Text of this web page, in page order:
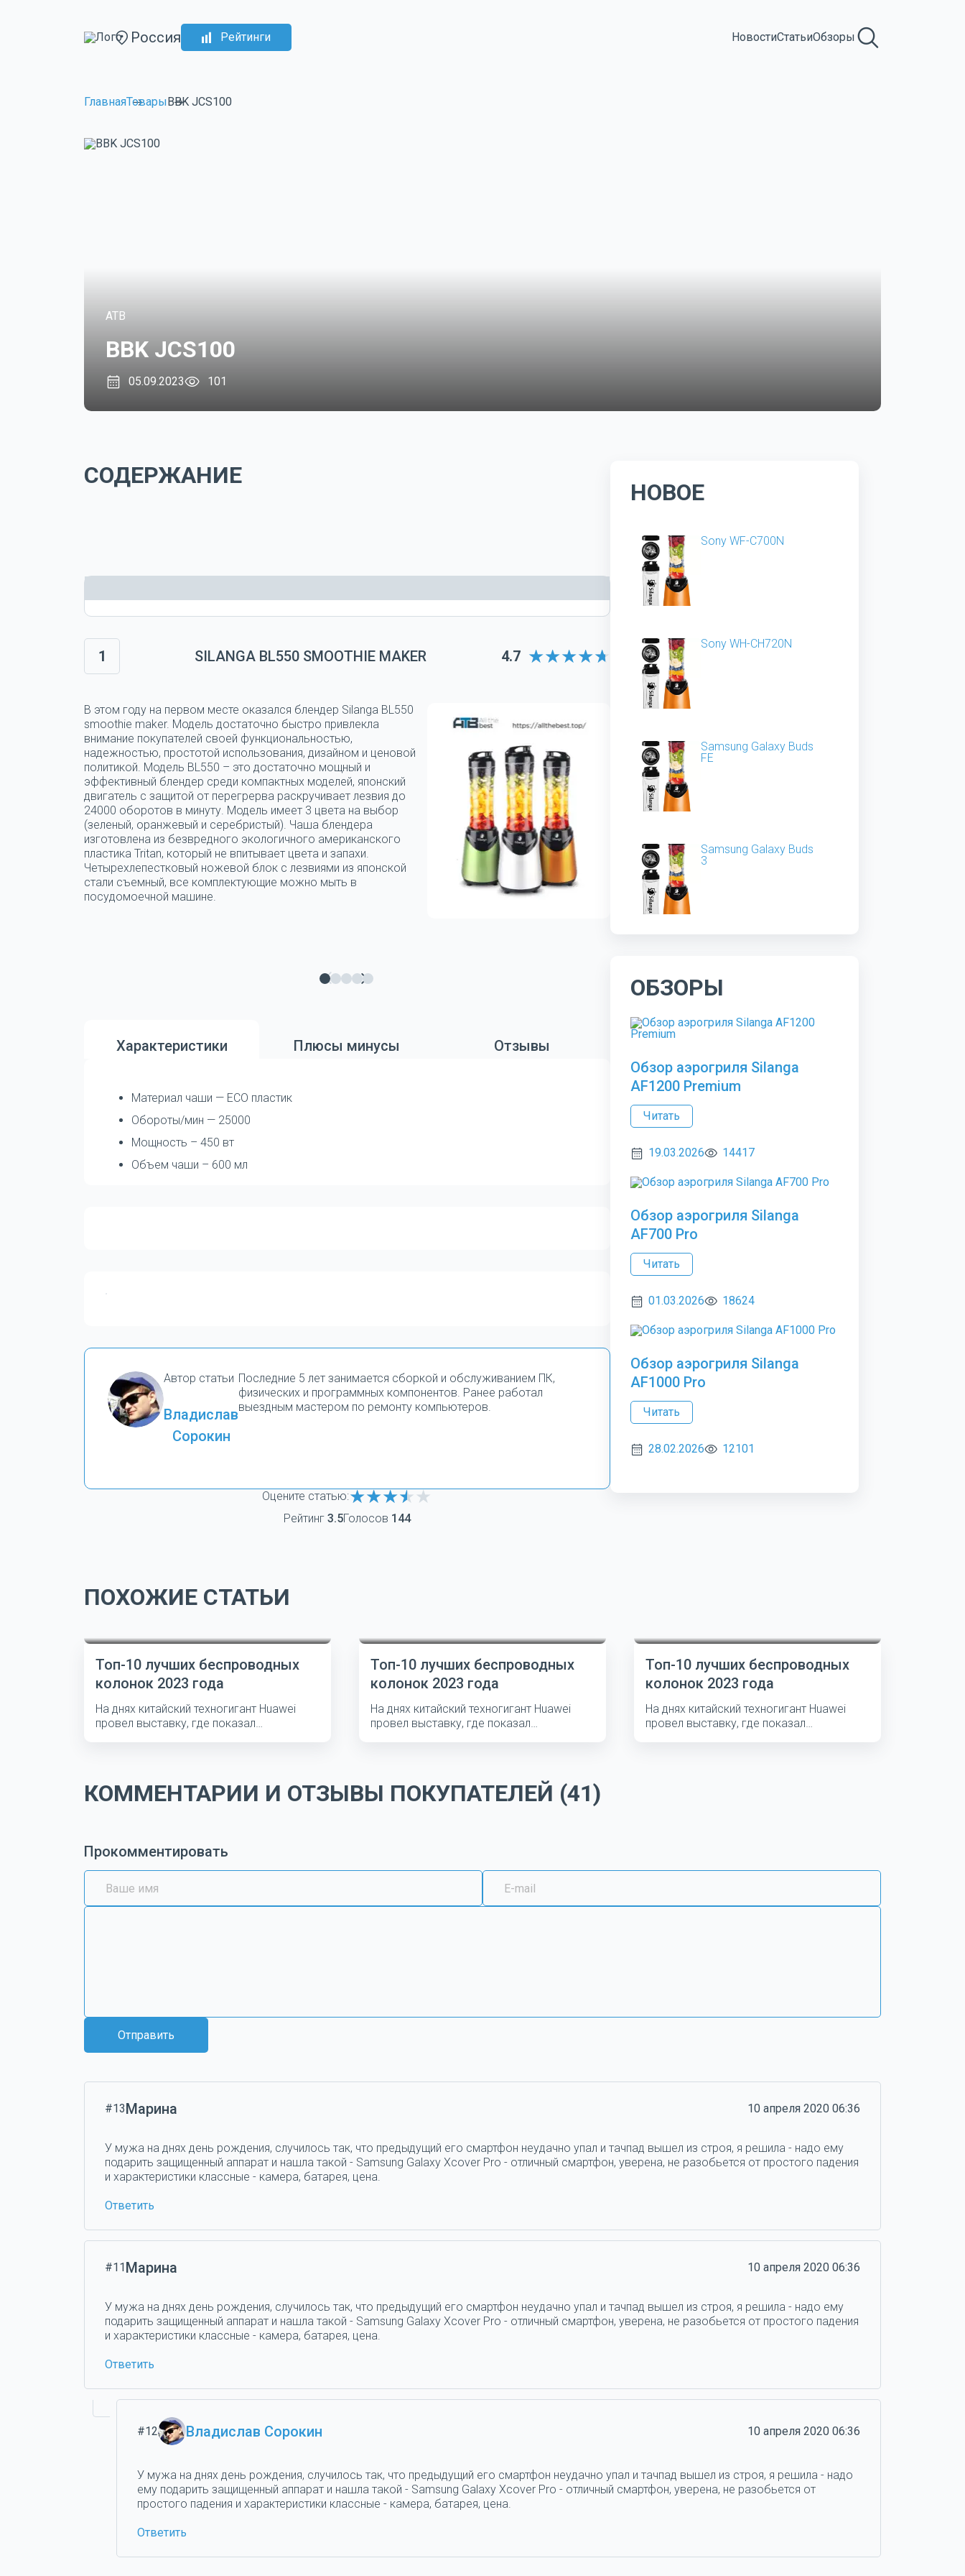
Россия Рейтинги НовостиСтатьиОбзоры
ГлавнаяТоварыBBK JCS100
ATB
BBK JCS100
05.09.2023 101
СОДЕРЖАНИЕ
1 SILANGA BL550 SMOOTHIE MAKER 4.7
В этом году на первом месте оказался блендер Silanga BL550
smoothie maker. Модель достаточно быстро привлекла
внимание покупателей своей функциональностью,
надежностью, простотой использования, дизайном и ценовой
политикой. Модель BL550 – это достаточно мощный и
эффективный блендер среди компактных моделей, японский
двигатель с защитой от перегрерва раскручивает лезвия до
24000 оборотов в минуту. Модель имеет 3 цвета на выбор
(зеленый, оранжевый и серебристый). Чаша блендера
изготовлена из безвредного экологичного американского
пластика Tritan, который не впитывает цвета и запахи.
Четырехлепестковый ножевой блок с лезвиями из японской
стали съемный, все комплектующие можно мыть в
посудомоечной машине.
Характеристики Плюсы минусы Отзывы
Материал чаши — ECO пластик
Обороты/мин — 25000
Мощность – 450 вт
Объем чаши – 600 мл
Автор статьи
Владислав
Сорокин
Последние 5 лет занимается сборкой и обслуживанием ПК,
физических и программных компонентов. Ранее работал
выездным мастером по ремонту компьютеров.
Оцените статью:
Рейтинг 3.5Голосов 144
НОВОЕ
Sony WF-C700N
Sony WH-CH720N
Samsung Galaxy Buds
FE
Samsung Galaxy Buds
3
ОБЗОРЫ
Обзор аэрогриля Silanga
AF1200 Premium
Читать
19.03.2026 14417
Обзор аэрогриля Silanga
AF700 Pro
Читать
01.03.2026 18624
Обзор аэрогриля Silanga
AF1000 Pro
Читать
28.02.2026 12101
ПОХОЖИЕ СТАТЬИ
Топ-10 лучших беспроводных
колонок 2023 года
На днях китайский техногигант Huawei
провел выставку, где показал
Топ-10 лучших беспроводных
колонок 2023 года
На днях китайский техногигант Huawei
провел выставку, где показал
Топ-10 лучших беспроводных
колонок 2023 года
На днях китайский техногигант Huawei
провел выставку, где показал
КОММЕНТАРИИ И ОТЗЫВЫ ПОКУПАТЕЛЕЙ (41)
Прокомментировать
Отправить
#13Марина 10 апреля 2020 06:36
У мужа на днях день рождения, случилось так, что предыдущий его смартфон неудачно упал и тачпад вышел из строя, я решила - надо ему
подарить защищенный аппарат и нашла такой - Samsung Galaxy Xcover Pro - отличный смартфон, уверена, не разобьется от простого падения
и характеристики классные - камера, батарея, цена.
Ответить
#11Марина 10 апреля 2020 06:36
У мужа на днях день рождения, случилось так, что предыдущий его смартфон неудачно упал и тачпад вышел из строя, я решила - надо ему
подарить защищенный аппарат и нашла такой - Samsung Galaxy Xcover Pro - отличный смартфон, уверена, не разобьется от простого падения
и характеристики классные - камера, батарея, цена.
Ответить
#12 Владислав Сорокин 10 апреля 2020 06:36
У мужа на днях день рождения, случилось так, что предыдущий его смартфон неудачно упал и тачпад вышел из строя, я решила - надо
ему подарить защищенный аппарат и нашла такой - Samsung Galaxy Xcover Pro - отличный смартфон, уверена, не разобьется от
простого падения и характеристики классные - камера, батарея, цена.
Ответить